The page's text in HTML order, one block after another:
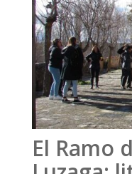
El Ramo